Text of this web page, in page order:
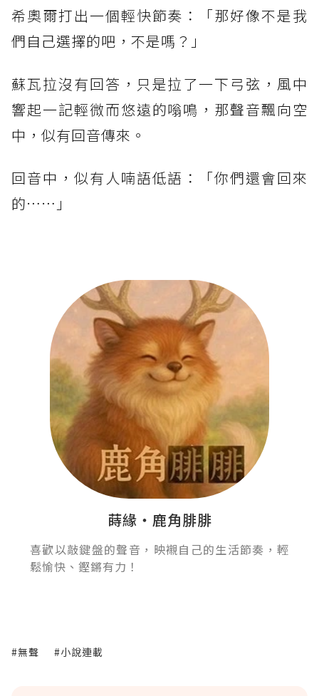
希奧爾打出一個輕快節奏：「那好像不是我
們自己選擇的吧，不是嗎？」
蘇瓦拉沒有回答，只是拉了一下弓弦，風中
響起一記輕微而悠遠的嗡鳴，那聲音飄向空
中，似有回音傳來。
回音中，似有人喃語低語：「你們還會回來
的……」
蒔緣‧鹿角腓腓
喜歡以敲鍵盤的聲音，映襯自己的生活節奏，輕
鬆愉快、鏗鏘有力！
#無聲 #小說連載